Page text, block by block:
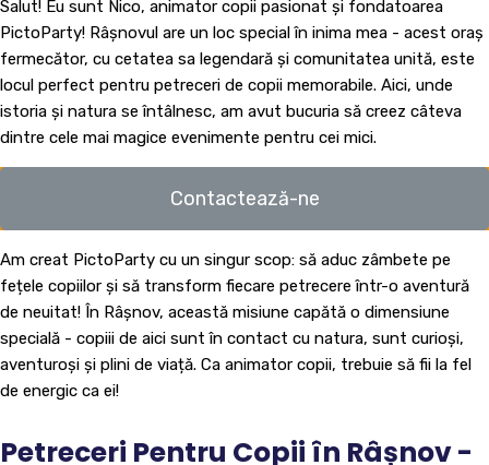
Salut! Eu sunt Nico, animator copii pasionat și fondatoarea
PictoParty! Râșnovul are un loc special în inima mea - acest oraș
fermecător, cu cetatea sa legendară și comunitatea unită, este
locul perfect pentru petreceri de copii memorabile. Aici, unde
istoria și natura se întâlnesc, am avut bucuria să creez câteva
dintre cele mai magice evenimente pentru cei mici.
Contactează-ne
Am creat PictoParty cu un singur scop: să aduc zâmbete pe
fețele copiilor și să transform fiecare petrecere într-o aventură
de neuitat! În Râșnov, această misiune capătă o dimensiune
specială - copiii de aici sunt în contact cu natura, sunt curioși,
aventuroși și plini de viață. Ca animator copii, trebuie să fii la fel
de energic ca ei!
Petreceri Pentru Copii în Râșnov -